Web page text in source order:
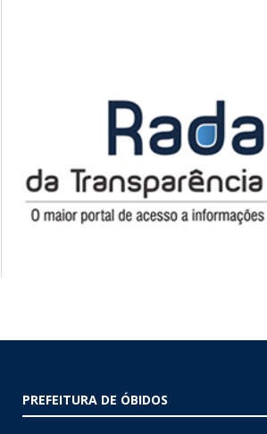
PREFEITURA DE ÓBIDOS